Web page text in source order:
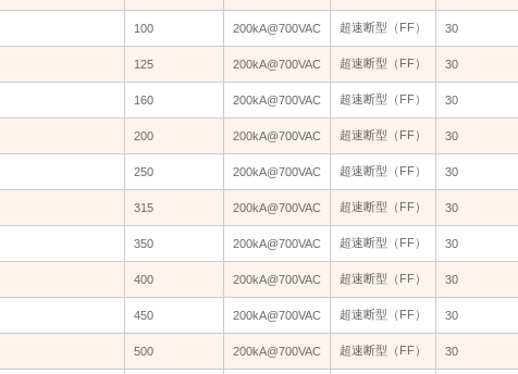
100 200kA@700VAC 超速断型（FF） 30
125 200kA@700VAC 超速断型（FF） 30
160 200kA@700VAC 超速断型（FF） 30
200 200kA@700VAC 超速断型（FF） 30
250 200kA@700VAC 超速断型（FF） 30
315 200kA@700VAC 超速断型（FF） 30
350 200kA@700VAC 超速断型（FF） 30
400 200kA@700VAC 超速断型（FF） 30
450 200kA@700VAC 超速断型（FF） 30
500 200kA@700VAC 超速断型（FF） 30
100 200kA@700VAC 超速断型（FF） 30
125 200kA@700VAC 超速断型（FF） 30
160 200kA@700VAC 超速断型（FF） 30
200 200kA@700VAC 超速断型（FF） 30
250 200kA@700VAC 超速断型（FF） 30
315 200kA@700VAC 超速断型（FF） 30
350 200kA@700VAC 超速断型（FF） 30
400 200kA@700VAC 超速断型（FF） 30
450 200kA@700VAC 超速断型（FF） 30
500 200kA@700VAC 超速断型（FF） 30